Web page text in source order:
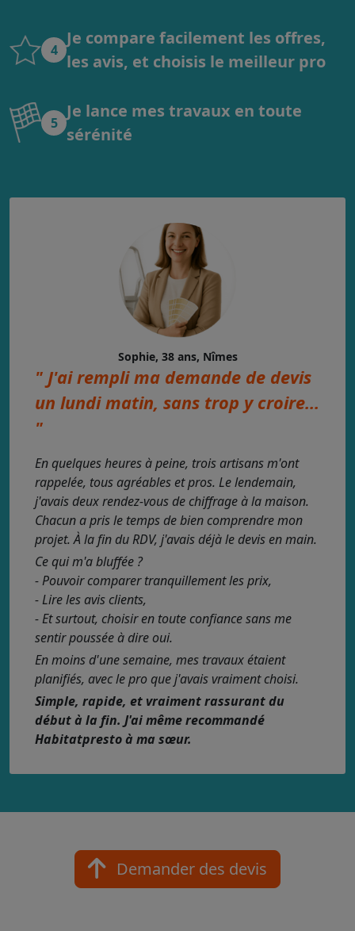
4
Je compare facilement les offres,
les avis, et choisis le meilleur pro
5
Je lance mes travaux en toute
sérénité
Sophie, 38 ans, Nîmes
" J'ai rempli ma demande de devis
un lundi matin, sans trop y croire...
"
En quelques heures à peine, trois artisans m'ont
rappelée, tous agréables et pros. Le lendemain,
j'avais deux rendez-vous de chiffrage à la maison.
Chacun a pris le temps de bien comprendre mon
projet. À la fin du RDV, j'avais déjà le devis en main.
Ce qui m'a bluffée ?
- Pouvoir comparer tranquillement les prix,
- Lire les avis clients,
- Et surtout, choisir en toute confiance sans me
sentir poussée à dire oui.
En moins d'une semaine, mes travaux étaient
planifiés, avec le pro que j'avais vraiment choisi.
Simple, rapide, et vraiment rassurant du
début à la fin. J'ai même recommandé
Habitatpresto à ma sœur.
Demander des devis